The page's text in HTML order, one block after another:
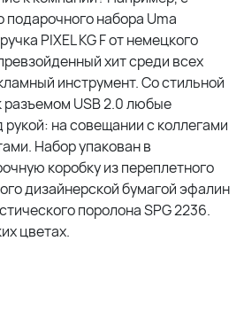
набора Uma
PIXEL KG F от немецкого
хит среди всех
инструмент. Со стильной
USB 2.0 любые
на совещании с коллегами
Набор упакован в
коробку из переплетного
дизайнерской бумагой эфалин
поролона SPG 2236.
цветах.